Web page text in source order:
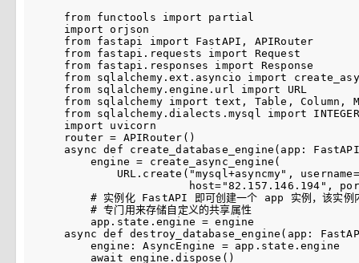
from functools import partial
import orjson
from fastapi import FastAPI, APIRouter
from fastapi.requests import Request
from fastapi.responses import Response
from sqlalchemy.ext.asyncio import
from sqlalchemy.engine.url import URL
from sqlalchemy import text, Table, Column,
from sqlalchemy.dialects.mysql import INTEGER,
import uvicorn
router = APIRouter()
async def create_database_engine(app:
    engine = create_async_engine(
URL.create("mysql+asyncmy",
host="82.157.146.194",
# 实例化 FastAPI 即可创建一个 app 实例，该实例
    # 专门用来存储自定义的共享属性
    app.state.engine = engine
async def destroy_database_engine(app:
    engine: AsyncEngine = app.state.engine
    await engine.dispose()